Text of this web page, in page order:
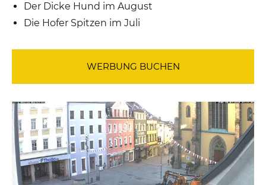
Der Dicke Hund im August
Die Hofer Spitzen im Juli
WERBUNG BUCHEN